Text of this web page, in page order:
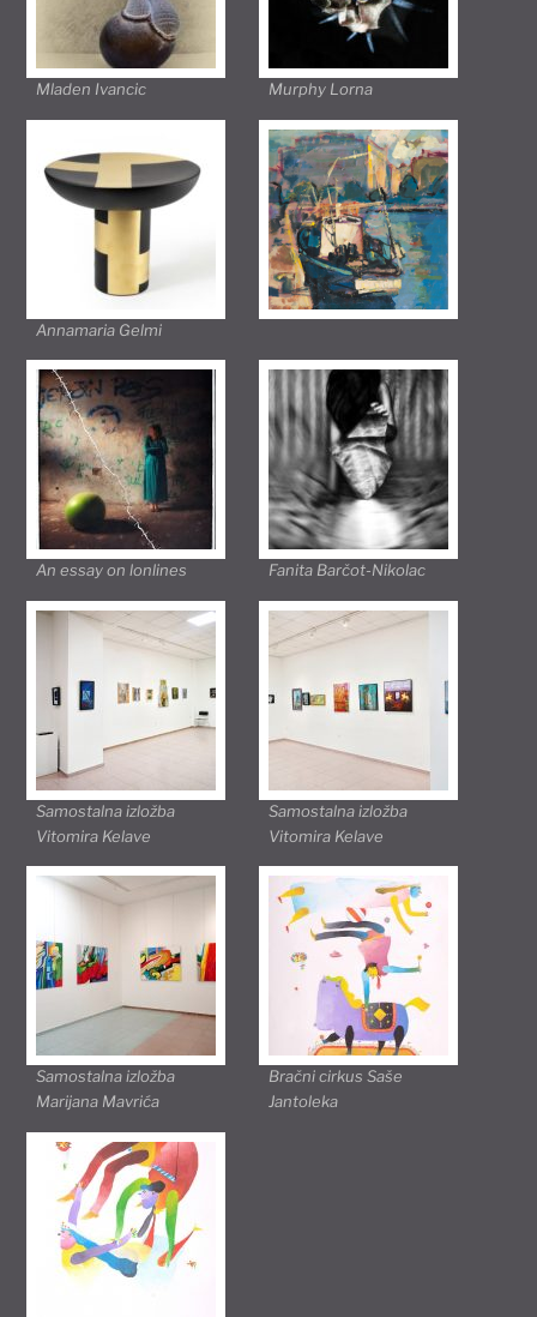
Mladen Ivancic Murphy Lorna
Annamaria Gelmi
An essay on lonlines Fanita Barčot-Nikolac
Samostalna izložba
Vitomira Kelave
Samostalna izložba
Vitomira Kelave
Samostalna izložba
Marijana Mavrića
Bračni cirkus Saše
Jantoleka